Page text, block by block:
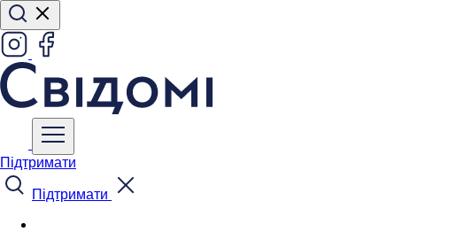
Підтримати
Підтримати